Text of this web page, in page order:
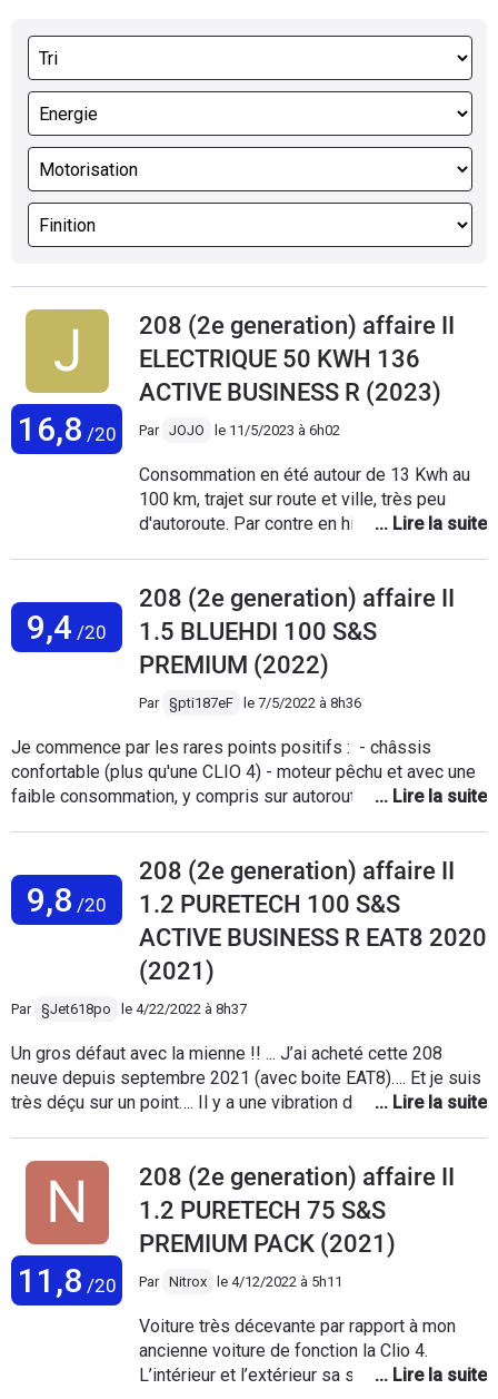
16,8 /20
208 (2e generation) affaire II
ELECTRIQUE 50 KWH 136
ACTIVE BUSINESS R (2023)
Par JOJO le 11/5/2023 à 6h02
Consommation en été autour de 13 Kwh au
100 km, trajet sur route et ville, très peu
d'autoroute. Par contre en hiver avec 4 pneus
fortement et je dois avoir autour de 220; 240
km d'autonomie maximum. Dommage que
sur le modèle Style il n'y ai pas le GPS de
série. Il faut passer par l’Apple car play, et ça
bugue souvent ?? Par contre véhicule très
agréable à conduire et recharge assez
rapide sur un chargeur triphasé 11 kw. Un jeu
de pneu avant doit durer environ 10 à 12000
Km, du fait que le véhicule est assez lourd,
9,4 /20
208 (2e generation) affaire II
1.5 BLUEHDI 100 S&S
PREMIUM (2022)
Par §pti187eF le 7/5/2022 à 8h36
Je commence par les rares points positifs : - châssis
confortable (plus qu'une CLIO 4) - moteur pêchu et avec une
faible consommation, y compris sur autoroute - volant
sans commandes au volant hors d'âge et dangereux - qualité
de finitions proche du néant, que du plastique dur mal ajusté,
les optiques prennent la condensation, oubli de clips en
usine - mauvaise vision à l'avant en raison d'un petit pare-
brise - les pingreries PSA : pas d'anti-brouillards, de GPS,
de poches aumônières
9,8 /20
208 (2e generation) affaire II
1.2 PURETECH 100 S&S
ACTIVE BUSINESS R EAT8 2020
(2021)
Par §Jet618po le 4/22/2022 à 8h37
Un gros défaut avec la mienne !! ... J’ai acheté cette 208
neuve depuis septembre 2021 (avec boite EAT8)…. Et je suis
très déçu sur un point…. Il y a une vibration dans la partie
cette vibration sonore rends la voiture très désagréable ..
Amenée chez Peugeot .. il n’ont rien pu faire, et me baladent
en me disant que peut être un jour il y aura un rappel de
Peugeot … Bref .. je ne vais pas la garder longtemps .. .. donc
très déçu par ce modèle …
11,8 /20
208 (2e generation) affaire II
1.2 PURETECH 75 S&S
PREMIUM PACK (2021)
Par Nitrox le 4/12/2022 à 5h11
Voiture très décevante par rapport à mon
ancienne voiture de fonction la Clio 4.
L’intérieur et l’extérieur sa serte très flatteur,